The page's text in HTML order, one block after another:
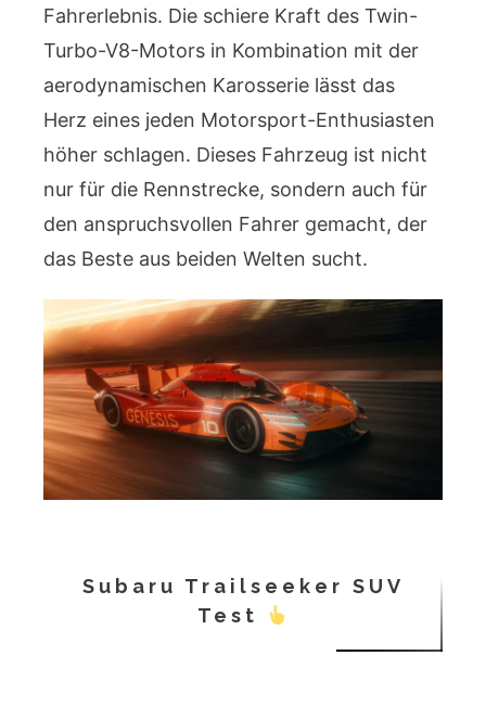
Fahrerlebnis. Die schiere Kraft des Twin-
Turbo-V8-Motors in Kombination mit der
aerodynamischen Karosserie lässt das
Herz eines jeden Motorsport-Enthusiasten
höher schlagen. Dieses Fahrzeug ist nicht
nur für die Rennstrecke, sondern auch für
den anspruchsvollen Fahrer gemacht, der
das Beste aus beiden Welten sucht.
Subaru Trailseeker SUV
Test